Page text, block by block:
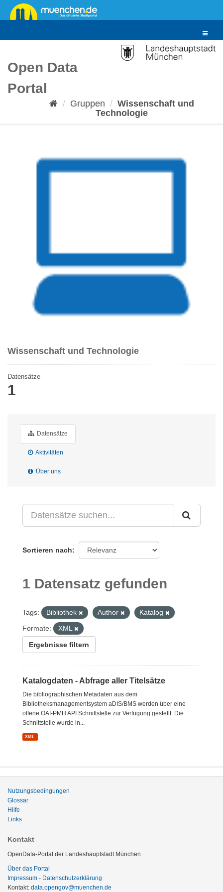
Überspringen
zum
Toggle
Open Data
Portal
Gruppen
Wissenschaft und
Technologie
Wissenschaft und Technologie
Datensätze
1
Datensätze
Aktivitäten
Über uns
Sortieren nach
1 Datensatz gefunden
Tags: Bibliothek Author
Katalog
Formate:
XML
Ergebnisse filtern
Katalogdaten - Abfrage aller Titelsätze
Die bibliographischen Metadaten aus dem
Bibliotheksmanagementsystem aDIS/BMS werden über eine
offene OAI-PMH API Schnittstelle zur Verfügung gestellt. Die
Schnittstelle wurde in...
XML
Nutzungsbedingungen
Glossar
Hilfe
Links
Kontakt
OpenData-Portal der Landeshauptstadt München
Über das Portal
Impressum - Datenschutzerklärung
Kontakt: data.opengov@muenchen.de